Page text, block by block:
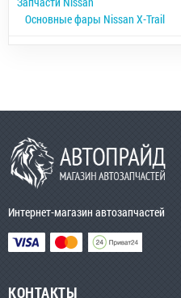
Основные фары Nissan X-Trail
Интернет-магазин автозапчастей
КОНТАКТЫ